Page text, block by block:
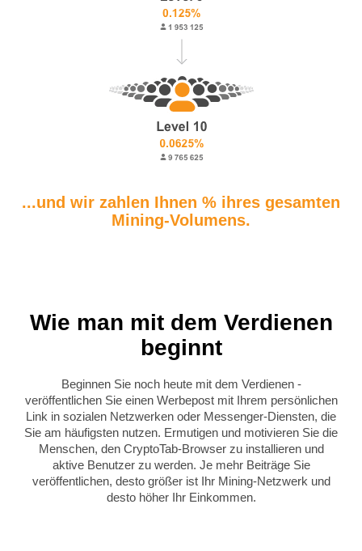
...und wir zahlen Ihnen % ihres gesamten
Mining-Volumens.
Wie man mit dem Verdienen
beginnt
Beginnen Sie noch heute mit dem Verdienen -
veröffentlichen Sie einen Werbepost mit Ihrem persönlichen
Link in sozialen Netzwerken oder Messenger-Diensten, die
Sie am häufigsten nutzen. Ermutigen und motivieren Sie die
Menschen, den CryptoTab-Browser zu installieren und
aktive Benutzer zu werden. Je mehr Beiträge Sie
veröffentlichen, desto größer ist Ihr Mining-Netzwerk und
desto höher Ihr Einkommen.